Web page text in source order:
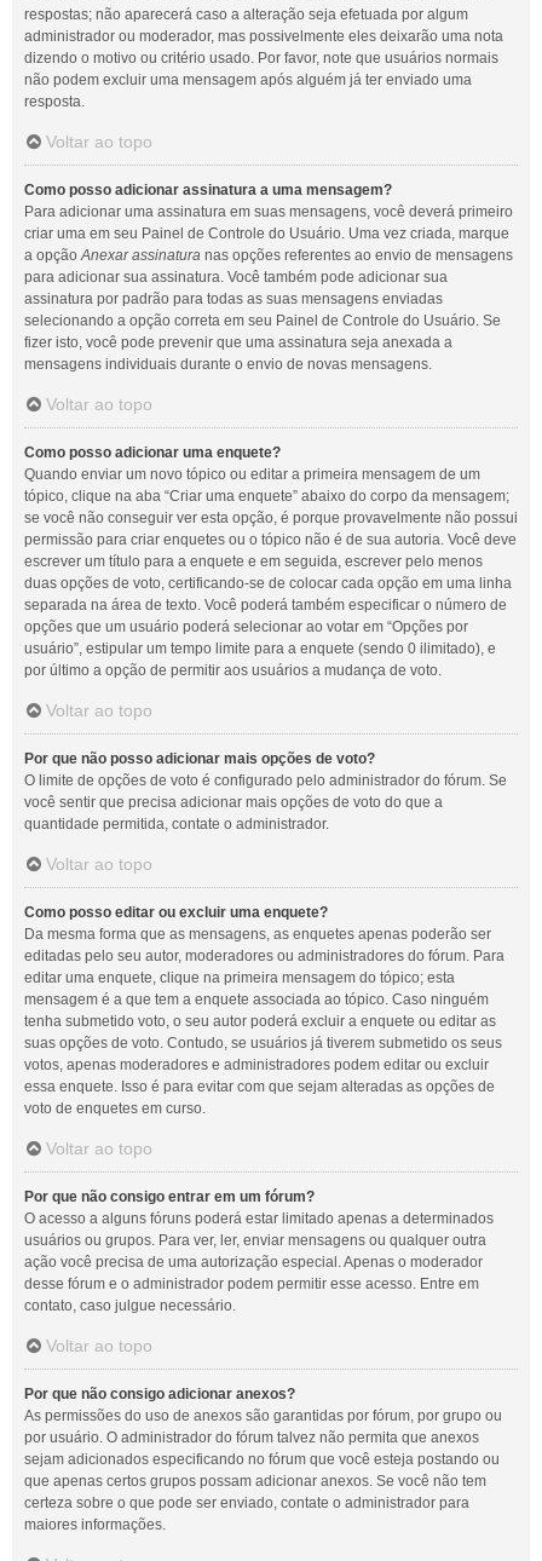
respostas; não aparecerá caso a alteração seja efetuada por algum
administrador ou moderador, mas possivelmente eles deixarão uma nota
dizendo o motivo ou critério usado. Por favor, note que usuários normais
não podem excluir uma mensagem após alguém já ter enviado uma
resposta.
Voltar ao topo
Como posso adicionar assinatura a uma mensagem?
Para adicionar uma assinatura em suas mensagens, você deverá primeiro
criar uma em seu Painel de Controle do Usuário. Uma vez criada, marque
a opçãoAnexar assinatura nas opções referentes ao envio de mensagens
para adicionar sua assinatura. Você também pode adicionar sua
assinatura por padrão para todas as suas mensagens enviadas
selecionando a opção correta em seu Painel de Controle do Usuário. Se
fizer isto, você pode prevenir que uma assinatura seja anexada a
mensagens individuais durante o envio de novas mensagens.
Voltar ao topo
Como posso adicionar uma enquete?
Quando enviar um novo tópico ou editar a primeira mensagem de um
tópico, clique na aba “Criar uma enquete” abaixo do corpo da mensagem;
se você não conseguir ver esta opção, é porque provavelmente não possui
permissão para criar enquetes ou o tópico não é de sua autoria. Você deve
escrever um título para a enquete e em seguida, escrever pelo menos
duas opções de voto, certificando-se de colocar cada opção em uma linha
separada na área de texto. Você poderá também especificar o número de
opções que um usuário poderá selecionar ao votar em “Opções por
usuário”, estipular um tempo limite para a enquete (sendo 0 ilimitado), e
por último a opção de permitir aos usuários a mudança de voto.
Voltar ao topo
Por que não posso adicionar mais opções de voto?
O limite de opções de voto é configurado pelo administrador do fórum. Se
você sentir que precisa adicionar mais opções de voto do que a
quantidade permitida, contate o administrador.
Voltar ao topo
Como posso editar ou excluir uma enquete?
Da mesma forma que as mensagens, as enquetes apenas poderão ser
editadas pelo seu autor, moderadores ou administradores do fórum. Para
editar uma enquete, clique na primeira mensagem do tópico; esta
mensagem é a que tem a enquete associada ao tópico. Caso ninguém
tenha submetido voto, o seu autor poderá excluir a enquete ou editar as
suas opções de voto. Contudo, se usuários já tiverem submetido os seus
votos, apenas moderadores e administradores podem editar ou excluir
essa enquete. Isso é para evitar com que sejam alteradas as opções de
voto de enquetes em curso.
Voltar ao topo
Por que não consigo entrar em um fórum?
O acesso a alguns fóruns poderá estar limitado apenas a determinados
usuários ou grupos. Para ver, ler, enviar mensagens ou qualquer outra
ação você precisa de uma autorização especial. Apenas o moderador
desse fórum e o administrador podem permitir esse acesso. Entre em
contato, caso julgue necessário.
Voltar ao topo
Por que não consigo adicionar anexos?
As permissões do uso de anexos são garantidas por fórum, por grupo ou
por usuário. O administrador do fórum talvez não permita que anexos
sejam adicionados especificando no fórum que você esteja postando ou
que apenas certos grupos possam adicionar anexos. Se você não tem
certeza sobre o que pode ser enviado, contate o administrador para
maiores informações.